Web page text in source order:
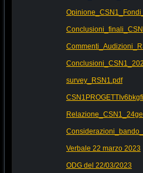
survey_RSN1.pdf
Verbale 22 marzo 2023
ODG del 22/03/2023